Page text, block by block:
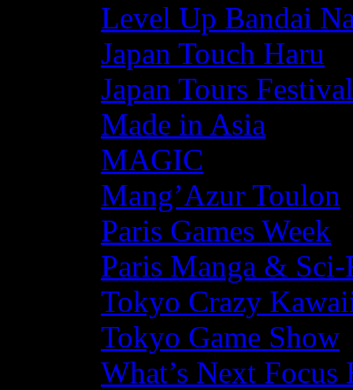
Level Up Bandai
Japan Touch Haru
Japan Tours Festival
Made in Asia
MAGIC
Mang’Azur Toulon
Paris Games Week
Paris Manga &
Tokyo Crazy
Tokyo Game Show
What’s Next